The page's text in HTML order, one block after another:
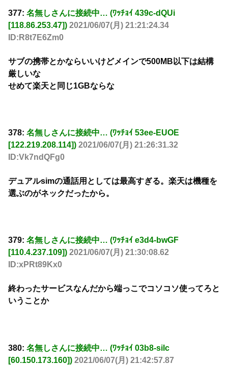
377: 名無しさんに接続中… (ﾜｯﾁｮｲ 439c-dQUi
[118.86.253.47]) 2021/06/07(月) 21:21:24.34
ID:R8t7E6Zm0
サブの携帯とかならいいけどメインで500MB以下は結構
厳しいな
せめて楽天と同じ1GBならな
378: 名無しさんに接続中… (ﾜｯﾁｮｲ 53ee-EUOE
[122.219.208.114]) 2021/06/07(月) 21:26:31.32
ID:Vk7ndQFg0
デュアルsimの通話用としては最高すぎる。楽天は機種を
選ぶのがネックだったから。
379: 名無しさんに接続中… (ﾜｯﾁｮｲ e3d4-bwGF
[110.4.237.109]) 2021/06/07(月) 21:30:08.62
ID:xPRt89Kx0
終わったサービスなんだから端っこでコソコソ使ってろと
いうことか
380: 名無しさんに接続中… (ﾜｯﾁｮｲ 03b8-silc
[60.150.173.160]) 2021/06/07(月) 21:42:57.87